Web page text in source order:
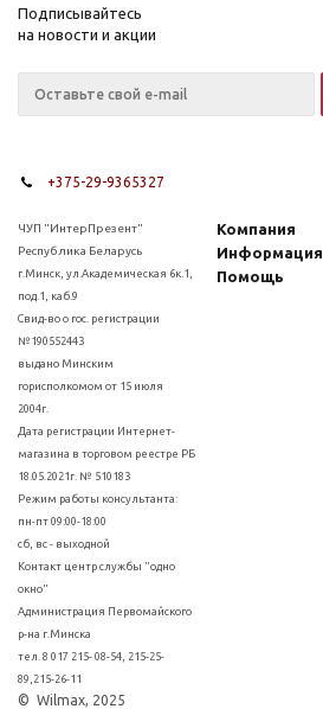
Подписывайтесь
на новости и акции
+375-29-9365327
ЧУП "ИнтерПрезент"
Республика Беларусь
г.Минск, ул.Академическая 6к.1,
под.1, каб.9
Свид-во о гос. регистрации
№190552443
выдано Минским
горисполкомом от 15 июля
2004г.
Дата регистрации Интернет-
магазина в торговом реестре РБ
18.05.2021г. № 510183
Режим работы консультанта:
пн-пт 09:00-18:00
сб, вс - выходной
Контакт центр службы "одно
окно"
Администрация Первомайского
р-на г.Минска
тел. 8 017 215- 08-54, 215-25-
89,215-26-11
© Wilmax, 2025
Компания
Информация
Помощь